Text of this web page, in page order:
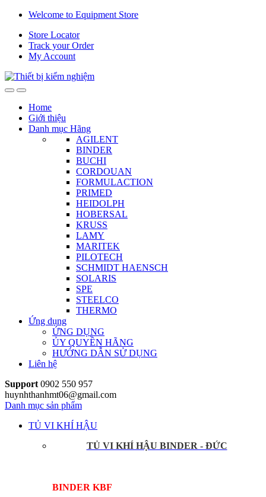
Skip
navigation
Skip
content
Welcome to Equipment Store
Store Locator
Track your Order
My Account
Home
Giới thiệu
Danh mục Hãng
AGILENT
BINDER
BUCHI
CORDOUAN
FORMULACTION
PRIMED
HEIDOLPH
HOBERSAL
KRUSS
LAMY
MARITEK
PILOTECH
SCHMIDT HAENSCH
SOLARIS
SPE
STEELCO
THERMO
Ứng dụng
ỨNG DỤNG
ỦY QUYỀN HÃNG
HƯỚNG DẪN SỬ DỤNG
Liên hệ
Support 0902 550 957
huynhthanhmt06@gmail.com
Danh mục sản phẩm
TỦ VI KHÍ HẬU
TỦ VI KHÍ HẬU BINDER - ĐỨC
BINDER KBF